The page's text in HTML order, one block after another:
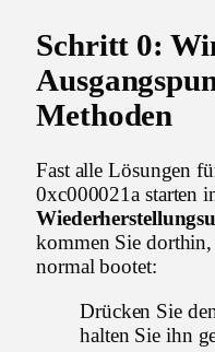
Schritt 0:
Methoden
Fast alle Lösungen
0xc000021a starten
kommen Sie
normal bootet:
Drücken Sie
halten Sie ihn